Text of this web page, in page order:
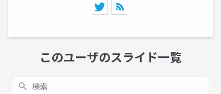
このユーザのスライド一覧
検索